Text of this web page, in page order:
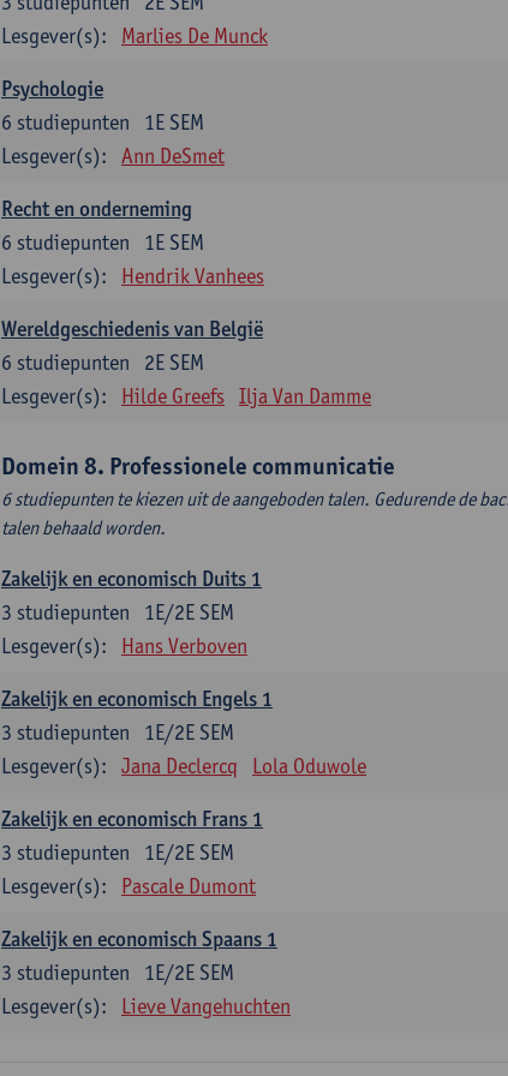
Lesgever(s):
Marlies De Munck
Psychologie
1E SEM
6 studiepunten
Lesgever(s):
Ann DeSmet
Recht en onderneming
1E SEM
6 studiepunten
Lesgever(s):
Hendrik Vanhees
Wereldgeschiedenis van België
2E SEM
6 studiepunten
Lesgever(s):
Hilde Greefs Ilja Van Damme
Domein 8. Professionele communicatie
6 studiepunten te kiezen uit de aangeboden talen. Gedurende de
talen behaald worden.
Zakelijk en economisch Duits 1
1E/2E SEM
3 studiepunten
Lesgever(s):
Hans Verboven
Zakelijk en economisch Engels 1
1E/2E SEM
3 studiepunten
Lesgever(s):
Jana Declercq Lola Oduwole
Zakelijk en economisch Frans 1
1E/2E SEM
3 studiepunten
Lesgever(s):
Pascale Dumont
Zakelijk en economisch Spaans 1
1E/2E SEM
3 studiepunten
Lesgever(s):
Lieve Vangehuchten